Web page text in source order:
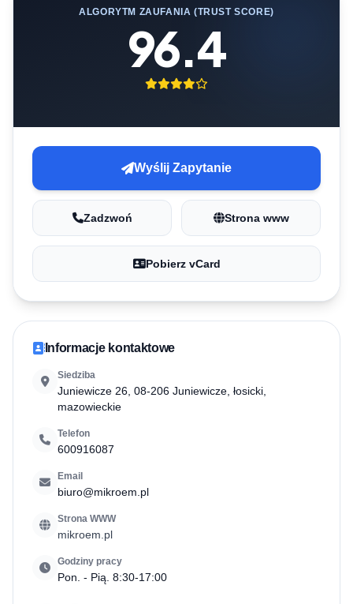
ALGORYTM ZAUFANIA (TRUST SCORE)
96.4
Wyślij Zapytanie
Zadzwoń Strona www
Pobierz vCard
Informacje kontaktowe
Siedziba
Juniewicze 26, 08-206 Juniewicze, łosicki,
mazowieckie
Telefon
600916087
Email
biuro@mikroem.pl
Strona WWW
mikroem.pl
Godziny pracy
Pon. - Pią. 8:30-17:00